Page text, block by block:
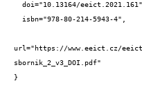
url="https://www.eeict.cz/
sbornik_2_v3_DOI.pdf"
}